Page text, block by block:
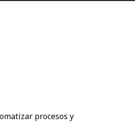
procesos y